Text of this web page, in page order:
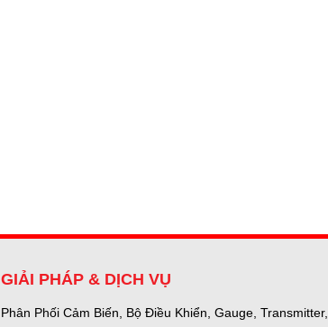
GIẢI PHÁP & DỊCH VỤ
Phân Phối Cảm Biến, Bộ Điều Khiển, Gauge, Transmitter,